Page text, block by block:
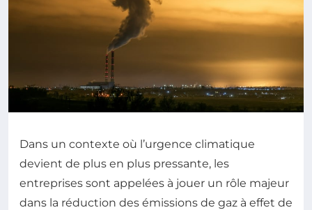
Dans un contexte où l’urgence climatique
devient de plus en plus pressante, les
entreprises sont appelées à jouer un rôle majeur
dans la réduction des émissions de gaz à effet de